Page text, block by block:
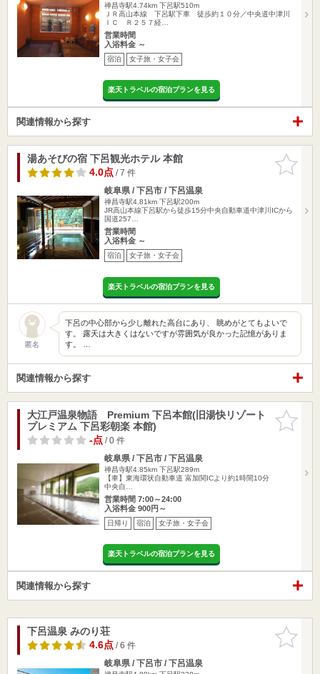
禅昌寺駅4.74km 下呂駅510m
ＪＲ高山本線 下呂駅下車 徒歩約１０分／中央道中津川
ＩＣ Ｒ２５７経…
営業時間
入浴料金 ～
宿泊 女子旅・女子会
楽天トラベルの宿泊プランを見る
関連情報から探す
お気に入
りに追加
湯あそびの宿 下呂観光ホテル 本館
4.0点/ 7 件
岐阜県 / 下呂市 / 下呂温泉
禅昌寺駅4.81km 下呂駅200m
JR高山本線下呂駅から徒歩15分中央自動車道中津川ICから
国道257…
営業時間
入浴料金 ～
宿泊 女子旅・女子会
楽天トラベルの宿泊プランを見る
匿名
下呂の中心部から少し離れた高台にあり、 眺めがとてもよいで
す。 露天は大きくはないですが雰囲気が良かった記憶がありま
す。 …
関連情報から探す
お気に入
りに追加
大江戸温泉物語 Premium 下呂本館(旧湯快リゾート
プレミアム 下呂彩朝楽 本館)
-点/ 0 件
岐阜県 / 下呂市 / 下呂温泉
禅昌寺駅4.85km 下呂駅289m
【車】東海環状自動車道 富加関ICより約1時間10分
中央自…
営業時間 7:00～24:00
入浴料金 900円～
日帰り 宿泊 女子旅・女子会
楽天トラベルの宿泊プランを見る
関連情報から探す
お気に入
りに追加
下呂温泉 みのり荘
4.6点/ 6 件
岐阜県 / 下呂市 / 下呂温泉